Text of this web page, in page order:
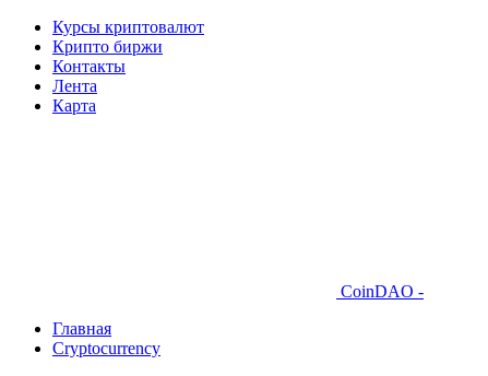
Курсы криптовалют
Крипто биржи
Контакты
Лента
Карта
CoinDAO -
Главная
Cryptocurrency